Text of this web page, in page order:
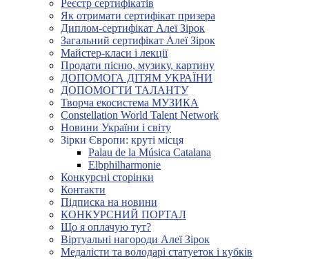
Реєстр сертифікатів
Як отримати сертифікат призера
Диплом-сертифікат Алеї Зірок
Загальний сертифікат Алеї Зірок
Майстер-класи і лекції
Продати пісню, музику, картину
ДОПОМОГА ДІТЯМ УКРАЇНИ
ДОПОМОГТИ ТАЛАНТУ
Творча екосистема МУЗИКА
Constellation World Talent Network
Новини України і світу
Зірки Європи: круті місця
Palau de la Música Catalana
Elbphilharmonie
Конкурсні сторінки
Контакти
Підписка на новини
КОНКУРСНИЙ ПОРТАЛ
Що я оплачую тут?
Віртуальні нагороди Алеї Зірок
Медалісти та володарі статуеток і кубків